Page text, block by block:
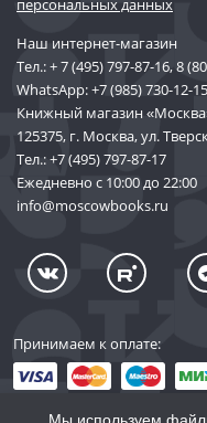
персональных данных
Наш интернет-магазин
Тел.:+ 7 (495) 797-87-16,8
WhatsApp:+7 (985) 730-12-15
Книжный магазин
125375, г. Москва, ул.
Тел.:+7 (495) 797-87-17
Ежедневно с 10:00 до 22:00
info@moscowbooks.ru
Принимаем к оплате: